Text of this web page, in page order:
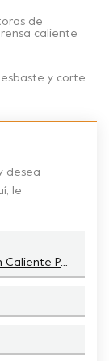
de
caliente
y corte
desea
le
Hoja De Sierra Segmentada Prensada En Caliente Para Uso General